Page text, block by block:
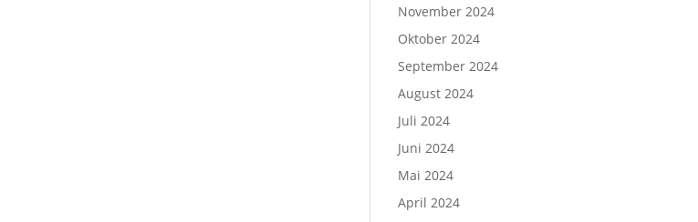
November 2024
Oktober 2024
September 2024
August 2024
Juli 2024
Juni 2024
Mai 2024
April 2024